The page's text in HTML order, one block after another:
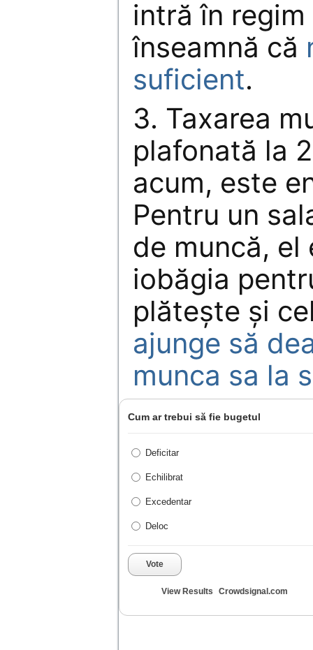
intră în
înseamnă că
suficient.
3. Taxarea
plafonată la
acum, este
Pentru un
de muncă, el
iobăgia
plăteşte şi
ajunge să
munca sa la
Cum ar trebui să fie bugetul
Deficitar
Echilibrat
Excedentar
Deloc
Vote
View Results Crowdsignal.com